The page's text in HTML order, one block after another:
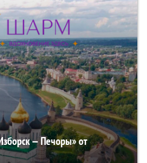
— Печоры» от